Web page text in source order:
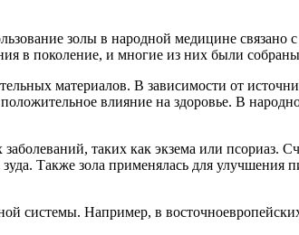
золы в народной медицине связано
в поколение, и многие из них были
материалов. В зависимости от
влияние на здоровье. В
таких как экзема или псориаз.
Также зола применялась для
системы. Например, в